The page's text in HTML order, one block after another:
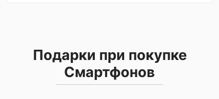
Подарки при покупке
Смартфонов